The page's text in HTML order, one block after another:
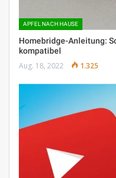
APFEL NACH HAUSE
Homebridge-Anleitung:
kompatibel
Aug. 18, 2022 1.325